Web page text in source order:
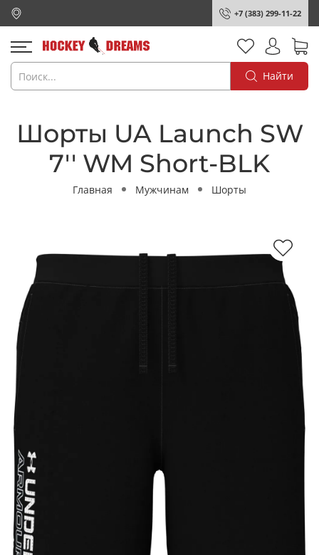
+7 (383) 299-11-22
Найти
Шорты UA Launch SW
7'' WM Short-BLK
Главная Мужчинам Шорты